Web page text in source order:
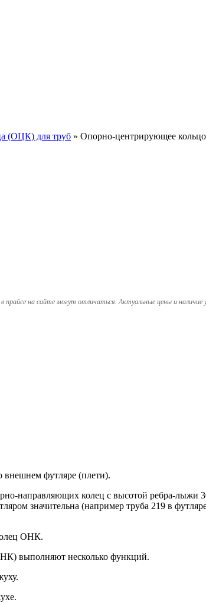
(ОЦК) для труб » Опорно-центрирующее
на сайте могут отличаться. Актуальные цены и
футляре (плети).
направляющих колец с высотой ребра-лыжи
значительна (например труба 219 в
ОНК.
выполняют несколько функций.